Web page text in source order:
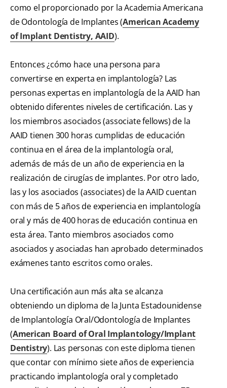
como el proporcionado por la Academia Americana
de Odontología de Implantes (American Academy
of Implant Dentistry, AAID).
Entonces ¿cómo hace una persona para
convertirse en experta en implantología? Las
personas expertas en implantología de la AAID han
obtenido diferentes niveles de certificación. Las y
los miembros asociados (associate fellows) de la
AAID tienen 300 horas cumplidas de educación
continua en el área de la implantología oral,
además de más de un año de experiencia en la
realización de cirugías de implantes. Por otro lado,
las y los asociados (associates) de la AAID cuentan
con más de 5 años de experiencia en implantología
oral y más de 400 horas de educación continua en
esta área. Tanto miembros asociados como
asociados y asociadas han aprobado determinados
exámenes tanto escritos como orales.
Una certificación aun más alta se alcanza
obteniendo un diploma de la Junta Estadounidense
de Implantología Oral/Odontología de Implantes
(American Board of Oral Implantology/Implant
Dentistry). Las personas con este diploma tienen
que contar con mínimo siete años de experiencia
practicando implantología oral y completado